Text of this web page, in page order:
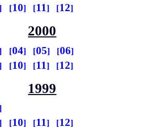
10 11 12
2000
04 05
06
10 11 12
1999
10 11 12